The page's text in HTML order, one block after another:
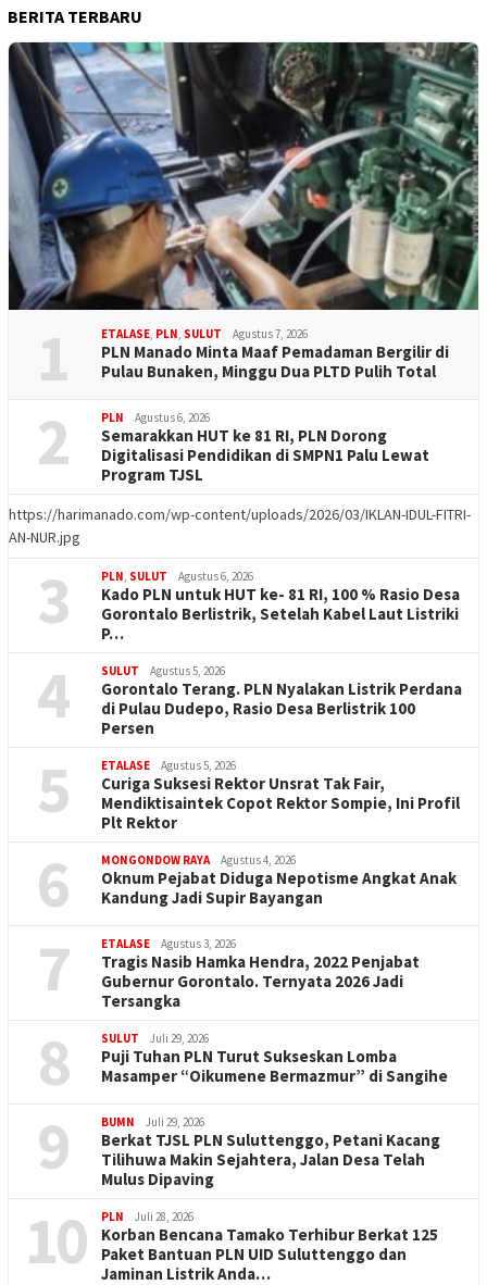
BERITA TERBARU
1 ETALASE, PLN, SULUT Agustus 7, 2026
PLN Manado Minta Maaf Pemadaman Bergilir di
Pulau Bunaken, Minggu Dua PLTD Pulih Total
2 PLN Agustus 6, 2026
Semarakkan HUT ke 81 RI, PLN Dorong
Digitalisasi Pendidikan di SMPN1 Palu Lewat
Program TJSL
https://harimanado.com/wp-content/uploads/2026/03/IKLAN-IDUL-FITRI-
AN-NUR.jpg
3 PLN, SULUT Agustus 6, 2026
Kado PLN untuk HUT ke- 81 RI, 100 % Rasio Desa
Gorontalo Berlistrik, Setelah Kabel Laut Listriki
P…
4 SULUT Agustus 5, 2026
Gorontalo Terang. PLN Nyalakan Listrik Perdana
di Pulau Dudepo, Rasio Desa Berlistrik 100
Persen
5 ETALASE Agustus 5, 2026
Curiga Suksesi Rektor Unsrat Tak Fair,
Mendiktisaintek Copot Rektor Sompie, Ini Profil
Plt Rektor
6 MONGONDOW RAYA Agustus 4, 2026
Oknum Pejabat Diduga Nepotisme Angkat Anak
Kandung Jadi Supir Bayangan
7 ETALASE Agustus 3, 2026
Tragis Nasib Hamka Hendra, 2022 Penjabat
Gubernur Gorontalo. Ternyata 2026 Jadi
Tersangka
8 SULUT Juli 29, 2026
Puji Tuhan PLN Turut Sukseskan Lomba
Masamper “Oikumene Bermazmur” di Sangihe
9 BUMN Juli 29, 2026
Berkat TJSL PLN Suluttenggo, Petani Kacang
Tilihuwa Makin Sejahtera, Jalan Desa Telah
Mulus Dipaving
10 PLN Juli 28, 2026
Korban Bencana Tamako Terhibur Berkat 125
Paket Bantuan PLN UID Suluttenggo dan
Jaminan Listrik Anda…